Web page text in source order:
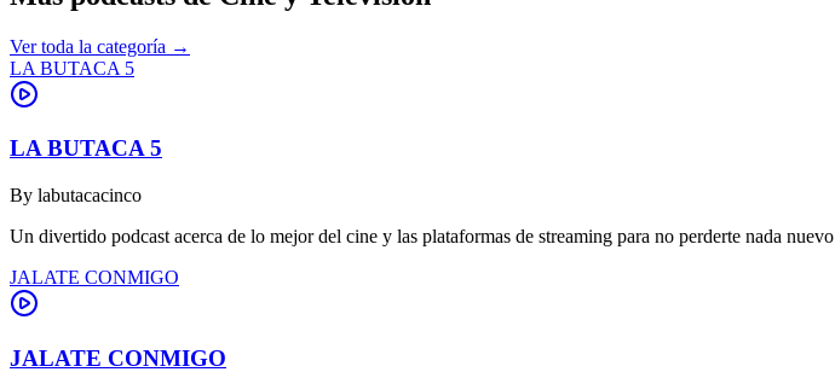
Ver toda la categoría →
LA BUTACA 5
LA BUTACA 5
By labutacacinco
Un divertido podcast acerca de lo mejor del cine y las plataformas de streaming para no perderte nada nuevo
JALATE CONMIGO
JALATE CONMIGO